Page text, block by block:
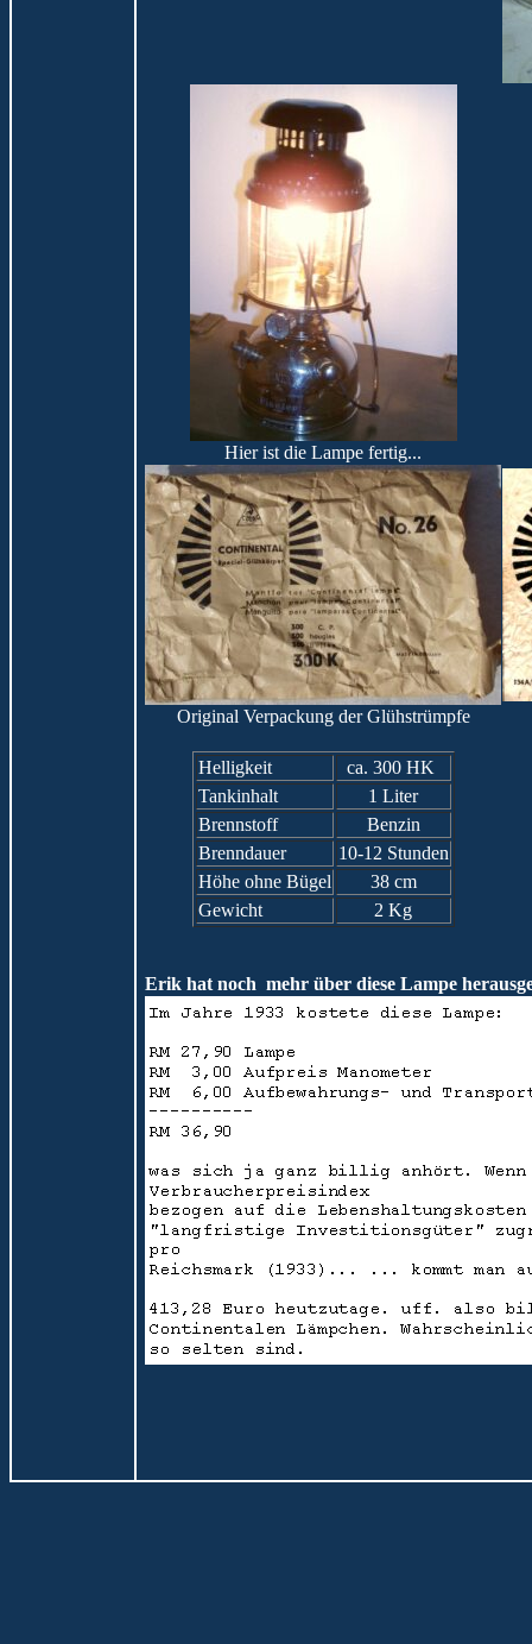
Hier ist die Lampe fertig...
Original Verpackung der Glühstrümpfe
Helligkeit
ca. 300 HK
Tankinhalt
1 Liter
Brennstoff
Benzin
Brenndauer
10-12 Stunden
Höhe ohne Bügel
38 cm
Gewicht
2 Kg
Erik hat noch mehr über diese Lampe